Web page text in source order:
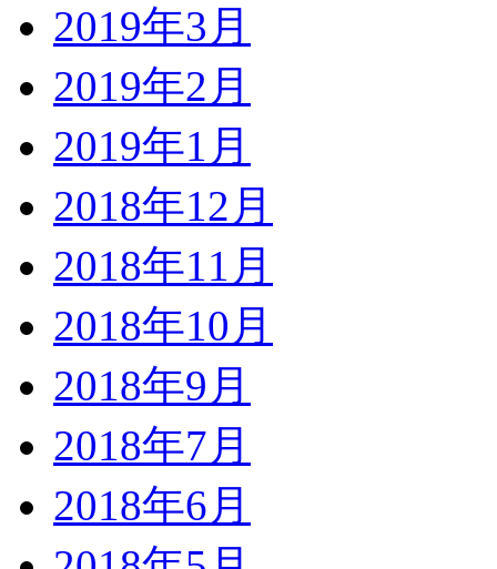
2019年3月
2019年2月
2019年1月
2018年12月
2018年11月
2018年10月
2018年9月
2018年7月
2018年6月